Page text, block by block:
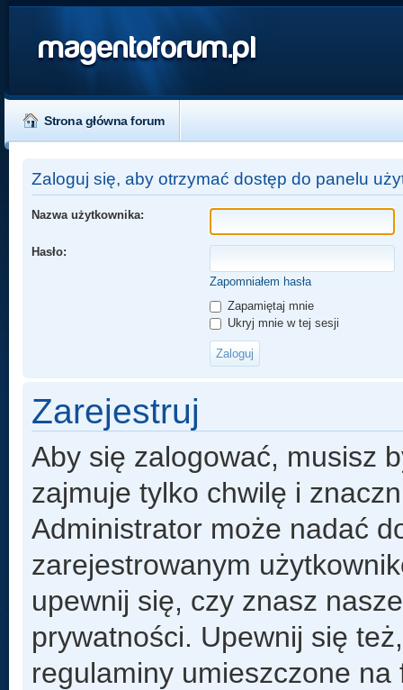
magentoforum.pl
Strona główna forum
Zaloguj się, aby otrzymać dostęp do panelu
Nazwa użytkownika:
Hasło:
Zapomniałem hasła
Zapamiętaj mnie
Ukryj mnie w tej sesji
Zarejestruj
Aby się zalogować, musisz
zajmuje tylko chwilę i
Administrator może nadać
zarejestrowanym
upewnij się, czy znasz
prywatności. Upewnij się
regulaminy umieszczone na